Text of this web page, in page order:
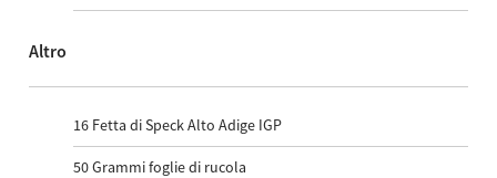
Altro
16 Fetta di Speck Alto Adige IGP
50Grammi foglie di rucola